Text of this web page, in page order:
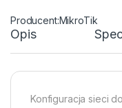
MikroTik
Opis
Konfiguracja sieci